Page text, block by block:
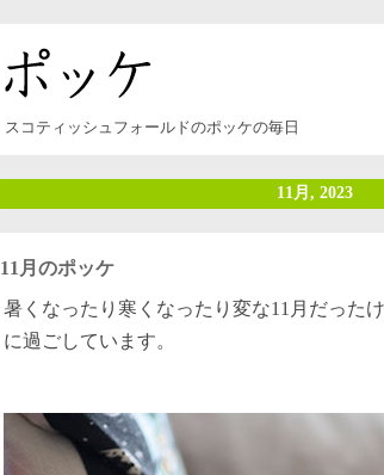
スコティッシュフォールドのポッケの毎日
11月, 2023
11月のポッケ
暑くなったり寒くなったり変な11月だった
に過ごしています。